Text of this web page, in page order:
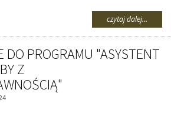
czytaj dalej...
temat:
DO
DO PROGRAMU "ASYSTENT
Z